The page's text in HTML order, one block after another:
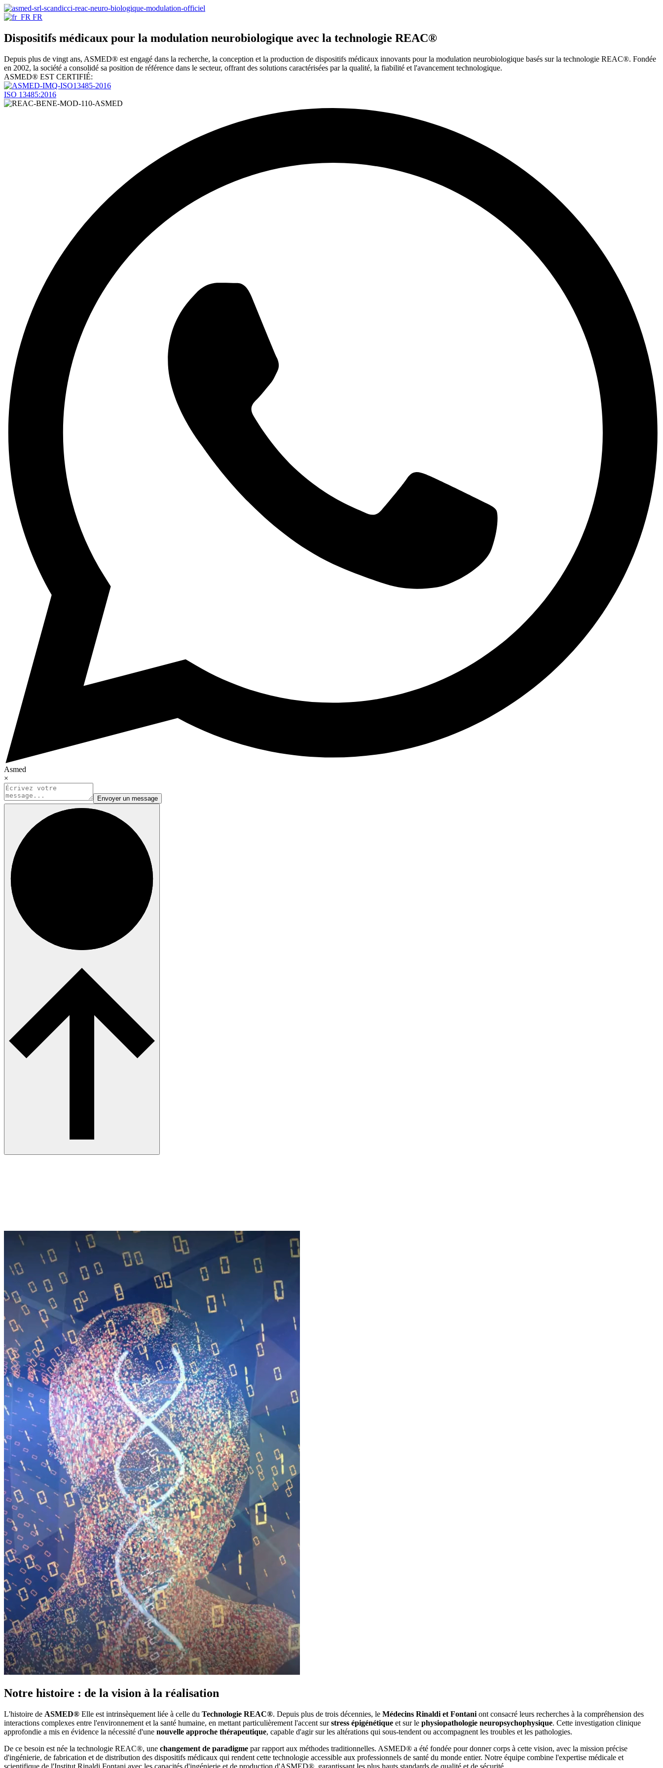
FR
Dispositifs médicaux pour la modulation neurobiologique avec la technologie REAC®
Depuis plus de vingt ans, ASMED® est engagé dans la recherche, la conception et la production de dispositifs médicaux innovants pour la modulation neurobiologique basés sur la technologie REAC®. Fondée
en 2002, la société a consolidé sa position de référence dans le secteur, offrant des solutions caractérisées par la qualité, la fiabilité et l'avancement technologique.
ASMED® EST CERTIFIÉ:
ISO 13485:2016
Asmed
×
Envoyer un message
Notre histoire : de la vision à la réalisation
L'histoire de ASMED® Elle est intrinsèquement liée à celle du Technologie REAC®. Depuis plus de trois décennies, le Médecins Rinaldi et Fontani ont consacré leurs recherches à la compréhension des
interactions complexes entre l'environnement et la santé humaine, en mettant particulièrement l'accent surstress épigénétique et sur le physiopathologie neuropsychophysique. Cette investigation clinique
approfondie a mis en évidence la nécessité d'une nouvelle approche thérapeutique, capable d'agir sur les altérations qui sous-tendent ou accompagnent les troubles et les pathologies.
De ce besoin est née la technologie REAC®, une changement de paradigme par rapport aux méthodes traditionnelles. ASMED® a été fondée pour donner corps à cette vision, avec la mission précise
d'ingénierie, de fabrication et de distribution des dispositifs médicaux qui rendent cette technologie accessible aux professionnels de santé du monde entier. Notre équipe combine l'expertise médicale et
scientifique de l'Institut Rinaldi Fontani avec les capacités d'ingénierie et de production d'ASMED®, garantissant les plus hauts standards de qualité et de sécurité.